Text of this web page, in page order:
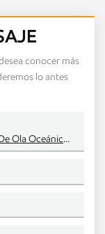
conocer más
lo antes
Obra De Arte Personalizada De Escultura De Ola Oceánica De Onda De Acero Inoxidable